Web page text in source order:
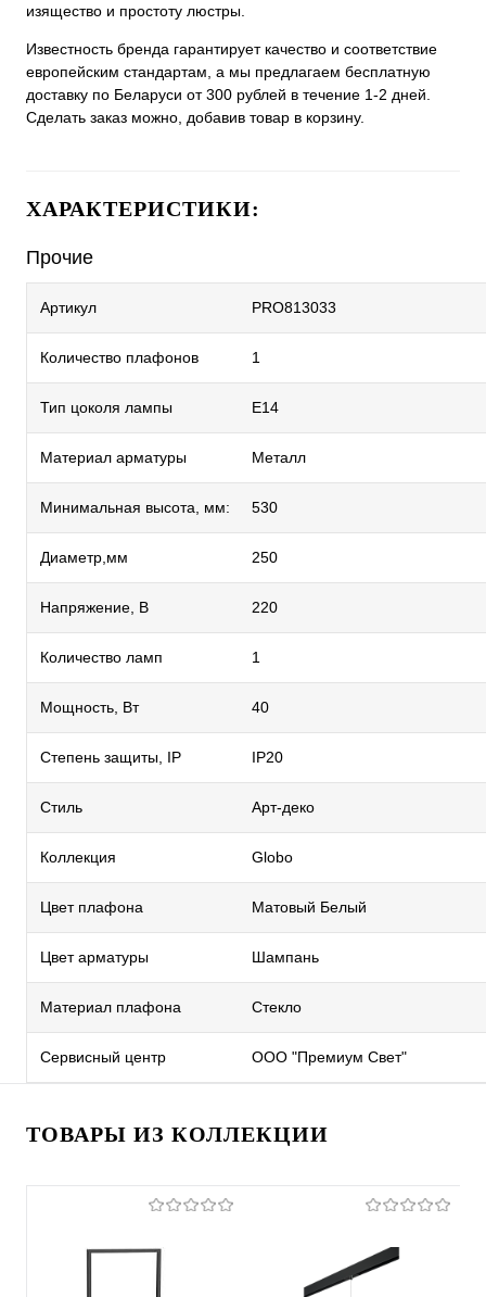
изящество и простоту люстры.
Известность бренда гарантирует качество и соответствие
европейским стандартам, а мы предлагаем бесплатную
доставку по Беларуси от 300 рублей в течение 1-2 дней.
Сделать заказ можно, добавив товар в корзину.
ХАРАКТЕРИСТИКИ:
Прочие
Артикул PRO813033
Количество плафонов 1
Тип цоколя лампы E14
Материал арматуры Металл
Минимальная высота, мм: 530
Диаметр,мм 250
Напряжение, В 220
Количество ламп 1
Мощность, Вт 40
Степень защиты, IP IP20
Стиль Арт-деко
Коллекция Globo
Цвет плафона Матовый Белый
Цвет арматуры Шампань
Материал плафона Стекло
Сервисный центр ООО "Премиум Свет"
ТОВАРЫ ИЗ КОЛЛЕКЦИИ